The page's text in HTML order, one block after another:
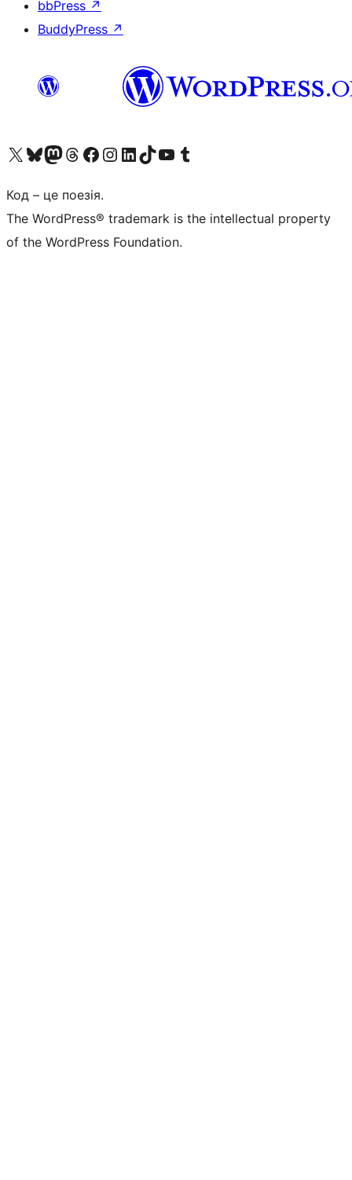
bbPress ↗
BuddyPress ↗
Visit our X (formerly Twitter) account
Visit our Bluesky account
Завітайте до нашої стрічки в Mastodon
Visit our Threads account
Завітайте на нашу сторінку в Facebook
Visit our Instagram account
Visit our LinkedIn account
Visit our TikTok account
Visit our YouTube channel
Visit our Tumblr account
Код – це поезія.
The WordPress® trademark is the intellectual property
of the WordPress Foundation.